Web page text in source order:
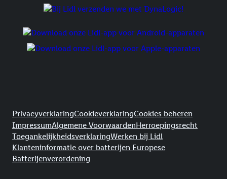
PrivacyverklaringCookieverklaringCookies beheren
ImpressumAlgemene VoorwaardenHerroepingsrecht
ToegankelijkheidsverklaringWerken bij Lidl
Klanteninformatie over batterijen Europese
Batterijenverordening